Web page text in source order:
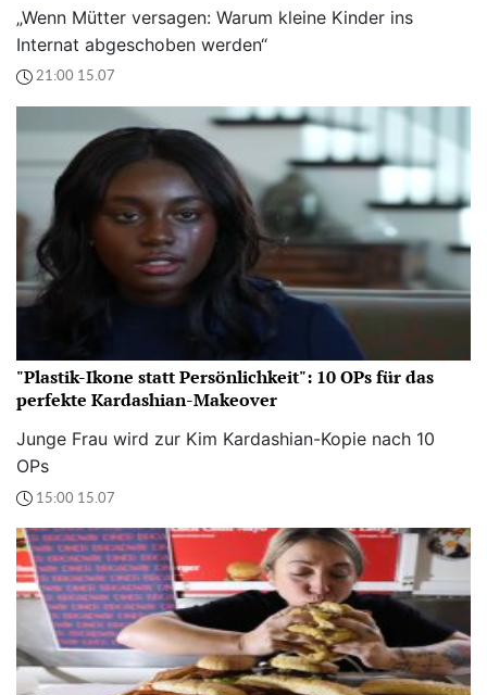
„Wenn Mütter versagen: Warum kleine Kinder ins
Internat abgeschoben werden“
21:00 15.07
"Plastik-Ikone statt Persönlichkeit": 10 OPs für das
perfekte Kardashian-Makeover
Junge Frau wird zur Kim Kardashian-Kopie nach 10
OPs
15:00 15.07